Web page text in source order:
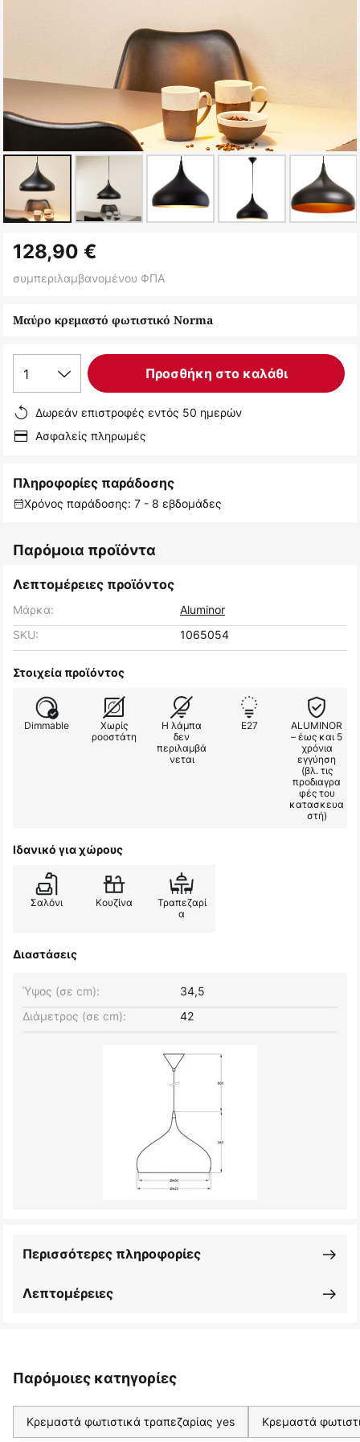
στην
αρχή
συλλογής
Μαύρο κρεμαστό φωτιστικό Norma
128,90 €
συμπεριλαμβανομένου ΦΠΑ
1 Προσθήκη στο καλάθι
Δωρεάν επιστροφές εντός 50 ημερών
Ασφαλείς πληρωμές
Πληροφορίες παράδοσης
Χρόνος παράδοσης: 7 - 8 εβδομάδες
Παρόμοια προϊόντα
Λεπτομέρειες προϊόντος
Μάρκα:
Aluminor
SKU:
1065054
Στοιχεία προϊόντος
Dimmable
Χωρίς
ροοστάτη
Η λάμπα
δεν
περιλαμβά
νεται
E27
ALUMINOR
– έως και 5
χρόνια
εγγύηση
(βλ. τις
προδιαγρα
φές του
κατασκευα
στή)
Ιδανικό για χώρους
Σαλόνι Κουζίνα
Τραπεζαρί
α
Διαστάσεις
Ύψος (σε cm):
34,5
Διάμετρος (σε cm):
42
Λεπτομέρειες
Περισσότερες πληροφορίες
Παρόμοιες κατηγορίες
Κρεμαστά φωτιστικά τραπεζαρίας yes Κρεμαστά